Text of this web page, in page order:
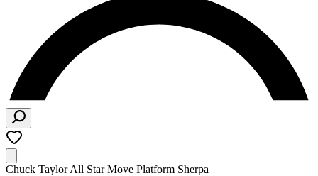
Chuck Taylor All Star Move Platform Sherpa